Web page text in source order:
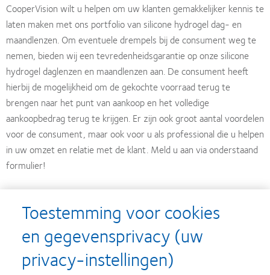
CooperVision wilt u helpen om uw klanten gemakkelijker kennis te
laten maken met ons portfolio van silicone hydrogel dag- en
maandlenzen. Om eventuele drempels bij de consument weg te
nemen, bieden wij een tevredenheidsgarantie op onze silicone
hydrogel daglenzen en maandlenzen aan. De consument heeft
hierbij de mogelijkheid om de gekochte voorraad terug te
brengen naar het punt van aankoop en het volledige
aankoopbedrag terug te krijgen. Er zijn ook groot aantal voordelen
voor de consument, maar ook voor u als professional die u helpen
in uw omzet en relatie met de klant. Meld u aan via onderstaand
formulier!
bevestiging per e-mail heeft ontvangen
Naam Optiek Winkel
Toestemming voor cookies
en gegevensprivacy (uw
privacy-instellingen)